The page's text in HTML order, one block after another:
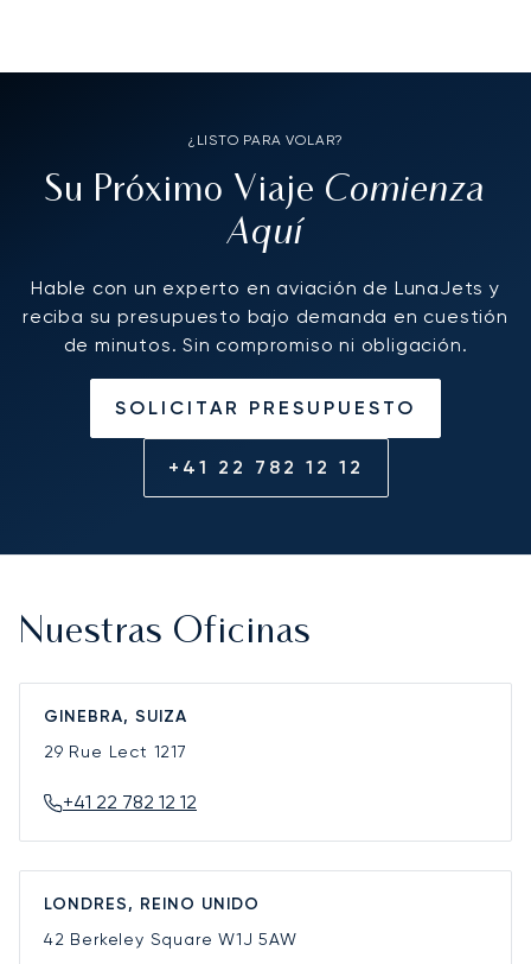
¿LISTO PARA VOLAR?
Su Próximo Viaje Comienza
Aquí
Hable con un experto en aviación de LunaJets y
reciba su presupuesto bajo demanda en cuestión
de minutos. Sin compromiso ni obligación.
SOLICITAR PRESUPUESTO
+41 22 782 12 12
Nuestras Oficinas
GINEBRA, SUIZA
29 Rue Lect 1217
+41 22 782 12 12
LONDRES, REINO UNIDO
42 Berkeley SquareW1J 5AW